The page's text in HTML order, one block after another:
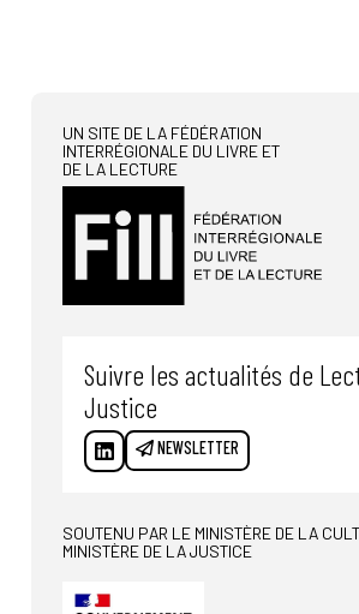
UN SITE DE LA FÉDÉRATION
INTERRÉGIONALE DU LIVRE ET
DE LA LECTURE
Suivre les actualités de
Justice
NEWSLETTER
SOUTENU PAR LE MINISTÈRE DE LA
MINISTÈRE DE LA JUSTICE